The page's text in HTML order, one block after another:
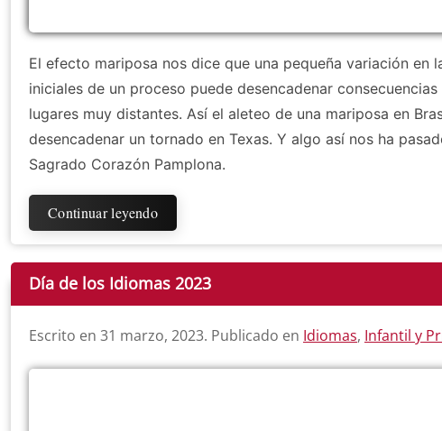
El efecto mariposa nos dice que una pequeña variación en
iniciales de un proceso puede desencadenar
lugares muy distantes. Así el aleteo de una mariposa en
desencadenar un tornado en Texas. Y algo así nos ha
Sagrado Corazón Pamplona.
Continuar leyendo
Día de los Idiomas 2023
Escrito en 31 marzo, 2023. Publicado en Idiomas, Infantil y